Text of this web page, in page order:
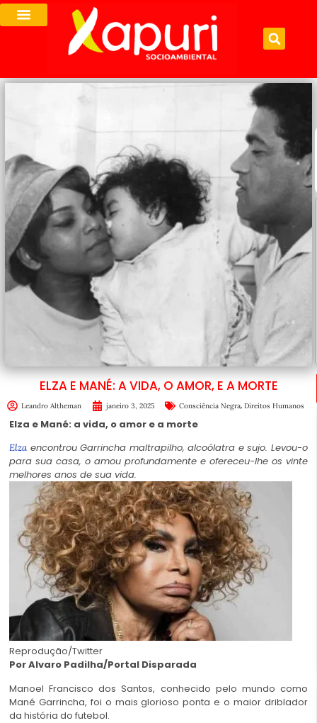
ELZA E MANÉ: A VIDA, O AMOR, E A MORTE
Leandro Altheman janeiro 3, 2025 Consciência Negra, Direitos Humanos
Elza e Mané: a vida, o amor e a morte
Elza encontrou Garrincha maltrapilho, alcoólatra e sujo. Levou-o
para sua casa, o amou profundamente e ofereceu-lhe os vinte
melhores anos de sua vida.
Reprodução/Twitter
PorAlvaro Padilha/Portal Disparada
Manoel Francisco dos Santos, conhecido pelo mundo como
Mané Garrincha, foi o mais glorioso ponta e o maior driblador
da história do futebol.